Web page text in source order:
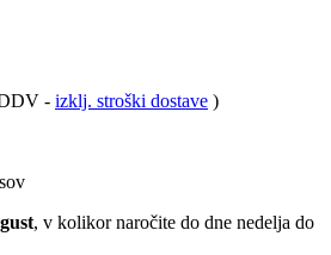
- izklj. stroški dostave )
, v kolikor naročite do dne nedelja do